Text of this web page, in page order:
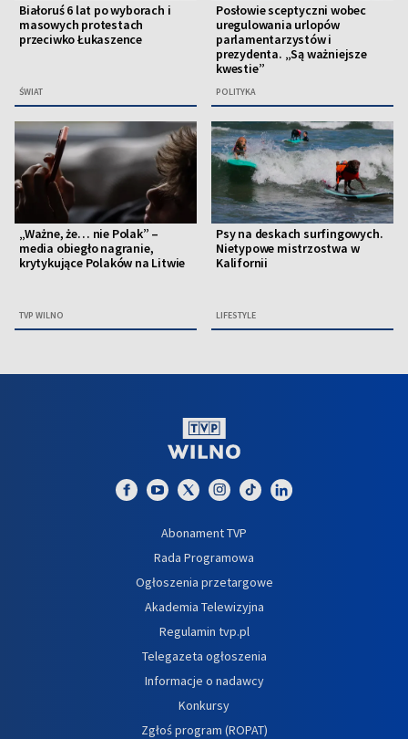
Białoruś 6 lat po wyborach i
masowych protestach
przeciwko Łukaszence
ŚWIAT
Posłowie sceptyczni wobec
uregulowania urlopów
parlamentarzystów i
prezydenta. „Są ważniejsze
kwestie”
POLITYKA
„Ważne, że… nie Polak” –
media obiegło nagranie,
krytykujące Polaków na Litwie
TVP WILNO
Psy na deskach surfingowych.
Nietypowe mistrzostwa w
Kalifornii
LIFESTYLE
Abonament TVP
Rada Programowa
Ogłoszenia przetargowe
Akademia Telewizyjna
Regulamin tvp.pl
Telegazeta ogłoszenia
Informacje o nadawcy
Konkursy
Zgłoś program (ROPAT)